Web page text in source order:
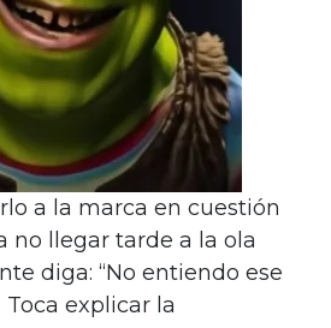
a la marca en cuestión
no llegar tarde a la ola
diga: “No entiendo ese
explicar la